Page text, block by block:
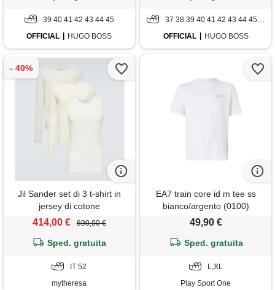
39 40 41 42 43 44 45
OFFICIAL
HUGO BOSS
37 38 39 40 41 42 43 44 45 46 47
OFFICIAL
HUGO BOSS
Jil Sander set di 3 t-shirt in
jersey di cotone
414,00 € 690,00 €
Sped. gratuita
IT 52
mytheresa
EA7 train core id m tee ss
bianco/argento (0100)
49,90 €
Sped. gratuita
L,XL
Play Sport One